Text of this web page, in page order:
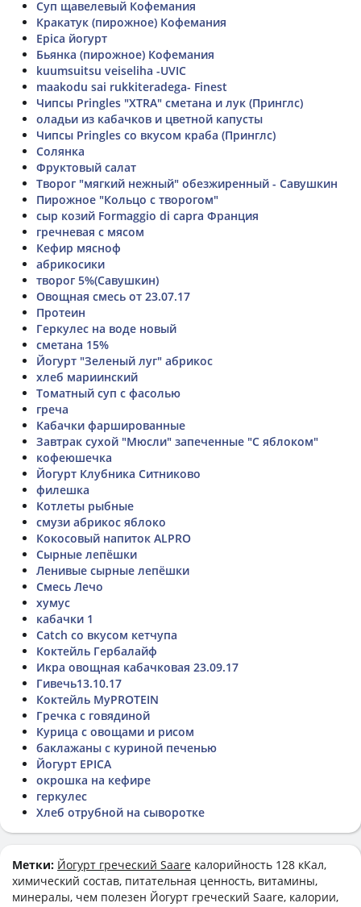
Суп щавелевый Кофемания
Кракатук (пирожное) Кофемания
Epica йогурт
Бьянка (пирожное) Кофемания
kuumsuitsu veiseliha -UVIC
maakodu sai rukkiteradega- Finest
Чипсы Pringles "XTRA" сметана и лук (Принглс)
оладьи из кабачков и цветной капусты
Чипсы Pringles со вкусом краба (Принглс)
Солянка
Фруктовый салат
Творог "мягкий нежный" обезжиренный - Савушкин
Пирожное "Кольцо с творогом"
сыр козий Formaggio di capra Франция
гречневая с мясом
Кефир мясноф
абрикосики
творог 5%(Cавушкин)
Овощная смесь от 23.07.17
Протеин
Геркулес на воде новый
сметана 15%
Йогурт "Зеленый луг" абрикос
хлеб мариинский
Томатный суп с фасолью
греча
Кабачки фаршированные
Завтрак сухой "Мюсли" запеченные "С яблоком"
кофеюшечка
Йогурт Клубника Ситниково
филешка
Котлеты рыбные
смузи абрикос яблоко
Кокосовый напиток ALPRO
Сырные лепёшки
Ленивые сырные лепёшки
Смесь Лечо
хумус
кабачки 1
Catch со вкусом кетчупа
Коктейль Гербалайф
Икра овощная кабачковая 23.09.17
Гивечь13.10.17
Коктейль MyPROTEIN
Гречка с говядиной
Курица с овощами и рисом
баклажаны с куриной печенью
Йогурт EPICA
окрошка на кефире
геркулес
Хлеб отрубной на сыворотке
Метки: Йогурт греческий Saare калорийность 128 кКал,
химический состав, питательная ценность, витамины,
минералы, чем полезен Йогурт греческий Saare, калории,